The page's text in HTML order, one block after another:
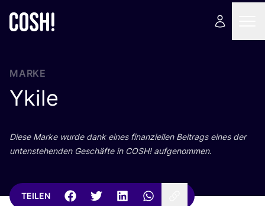
MARKE
Ykile
Die­se Mar­ke wur­de dank eines finan­zi­el­len Bei­trags eines der
unten­ste­hen­den Geschäf­te in COSH! aufgenommen.
TEILEN